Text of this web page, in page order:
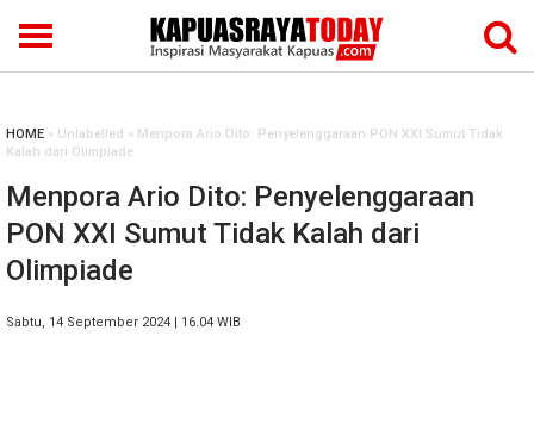
HOME » Unlabelled » Menpora Ario Dito: Penyelenggaraan PON XXI Sumut Tidak
Kalah dari Olimpiade
Menpora Ario Dito: Penyelenggaraan
PON XXI Sumut Tidak Kalah dari
Olimpiade
Sabtu, 14 September 2024 | 16.04 WIB